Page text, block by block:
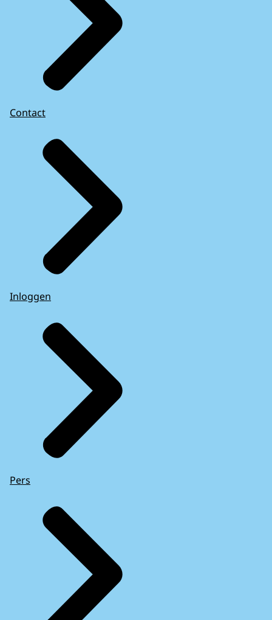
Contact
Inloggen
Pers